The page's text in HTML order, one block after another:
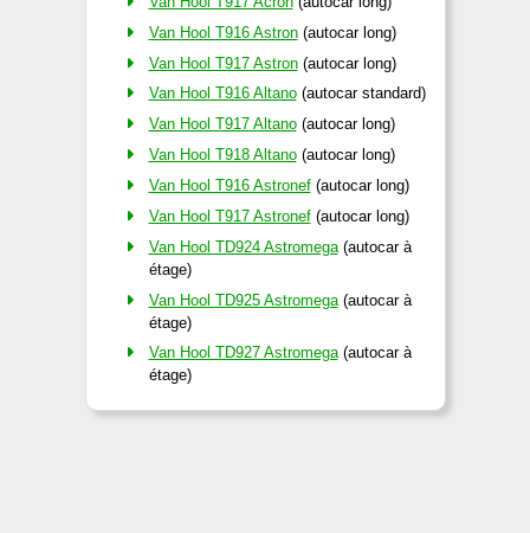
Van Hool T916 Astron (autocar long)
Van Hool T917 Astron (autocar long)
Van Hool T916 Altano (autocar standard)
Van Hool T917 Altano (autocar long)
Van Hool T918 Altano (autocar long)
Van Hool T916 Astronef (autocar long)
Van Hool T917 Astronef (autocar long)
Van Hool TD924 Astromega (autocar à
étage)
Van Hool TD925 Astromega (autocar à
étage)
Van Hool TD927 Astromega (autocar à
étage)